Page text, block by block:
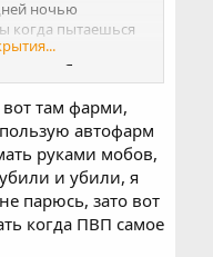
ночью
когда пытаешься
а постоянно
Я понимаю
в таком положении,
это тоже нифига
краем глаза
там фарми,
автофарм
руками мобов,
и убили, я
парюсь, зато вот
когда ПВП самое